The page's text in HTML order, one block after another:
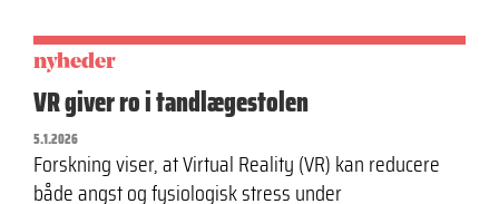
nyheder
VR giver ro i tandlægestolen
5.1.2026
Forskning viser, at Virtual Reality (VR) kan reducere
både angst og fysiologisk stress under